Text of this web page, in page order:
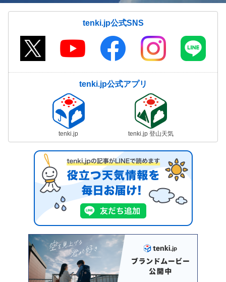
tenki.jp公式SNS
tenki.jp公式アプリ
tenki.jp tenki.jp 登山天気